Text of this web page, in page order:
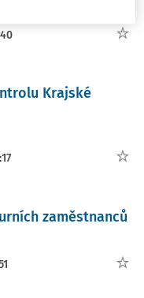
Krajské
zaměstnanců